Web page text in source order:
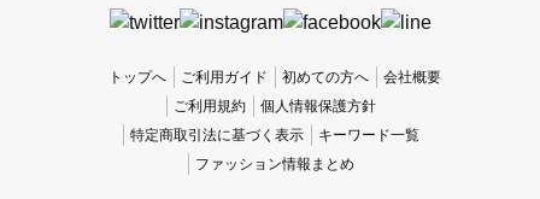
トップへ ご利用ガイド 初めての方へ
会社概要
ご利用規約
個人情報保護方針
特定商取引法に基づく表示
キーワード一覧
ファッション情報まとめ